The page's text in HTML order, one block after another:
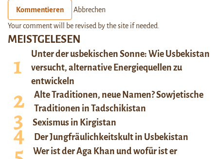
MEISTGELESEN
Unter der usbekischen Sonne: Wie Usbekistan
versucht, alternative Energiequellen zu
entwickeln
Alte Traditionen, neue Namen? Sowjetische
Traditionen in Tadschikistan
Sexismus in Kirgistan
Der Jungfräulichkeitskult in Usbekistan
Wer ist der Aga Khan und wofür ist er
Kommentieren Abbrechen
Your comment will be revised by the site if needed.